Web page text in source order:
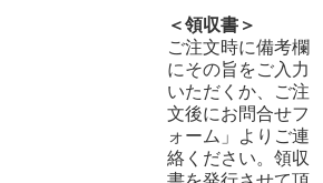
＜領収書＞
ご注文時に備考欄
にその旨をご入力
いただくか、ご注
文後にお問合せフ
ォーム」よりご連
絡ください。領収